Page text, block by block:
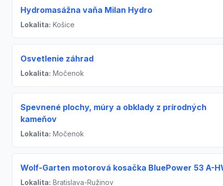
Hydromasážna vaňa Milan Hydro
Lokalita: Košice
Osvetlenie záhrad
Lokalita: Močenok
Spevnené plochy, múry a obklady z prírodných
kameňov
Lokalita: Močenok
Wolf-Garten motorová kosačka BluePower 53 A-
Lokalita: Bratislava-Ružinov